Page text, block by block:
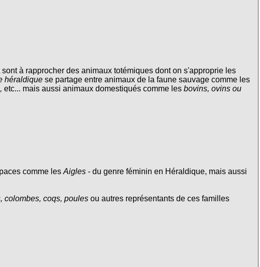
à rapprocher des animaux totémiques dont on s'approprie les
héraldiquese partage entre animaux de la faune sauvage comme les
etc... mais aussi animaux domestiqués comme les bovins, ovins ou
comme les Aigles- du genre féminin en Héraldique, mais aussi
colombes, coqs, poulesou autres représentants de ces familles